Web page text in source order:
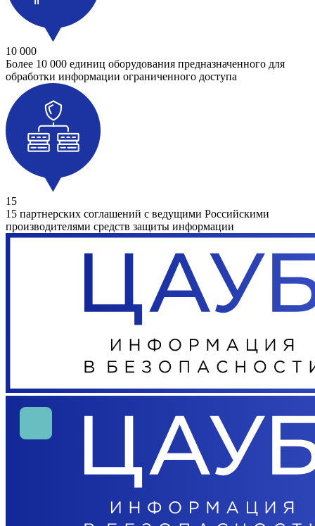
10 000
Более 10 000 единиц оборудования предназначенного для
обработки информации ограниченного доступа
15
15 партнерских соглашений с ведущими Российскими
производителями средств защиты информации